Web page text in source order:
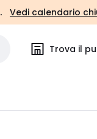
Vedi calendario
Trova il